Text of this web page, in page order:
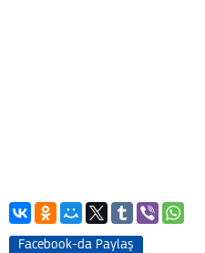
Facebook-da Paylaş